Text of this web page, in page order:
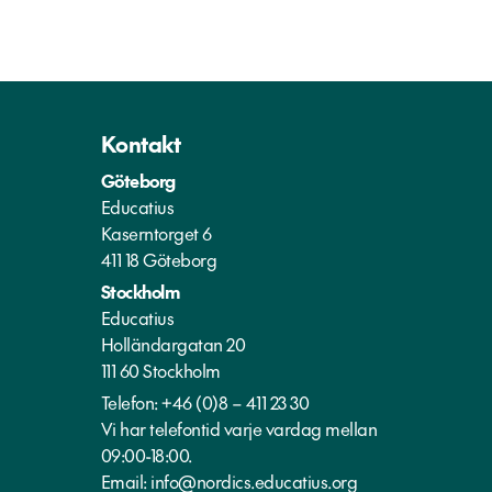
Kontakt
Göteborg
Educatius
Kaserntorget 6
411 18 Göteborg
Stockholm
Educatius
Holländargatan 20
111 60 Stockholm
Telefon:+46 (0)8 – 411 23 30
Vi har telefontid varje vardag mellan
09:00-18:00.
Email:info@nordics.educatius.org